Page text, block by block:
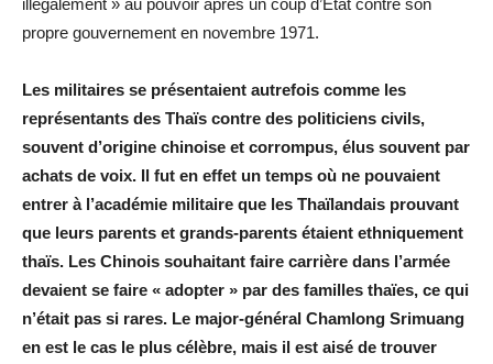
propre gouvernement en novembre 1971.
Les militaires se présentaient autrefois comme les
représentants des Thaïs contre des politiciens civils,
souvent d’origine chinoise et corrompus, élus souvent par
achats de voix. Il fut en effet un temps où ne pouvaient
entrer à l’académie militaire que les Thaïlandais prouvant
que leurs parents et grands-parents étaient ethniquement
thaïs. Les Chinois souhaitant faire carrière dans l’armée
devaient se faire « adopter » par des familles thaïes, ce qui
n’était pas si rares. Le major-général Chamlong Srimuang
en est le cas le plus célèbre, mais il est aisé de trouver